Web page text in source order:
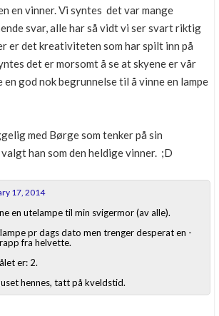
en vinner. Vi syntes det var mange
svar, alle har så vidt vi ser svart riktig
er det kreativiteten som har spilt inn på
det er morsomt å se at skyene er vår
en god nok begrunnelse til å vinne en lampe
med Børge som tenker på sin
han som den heldige vinner. ;D
17, 2014
en utelampe til min svigermor (av alle).
pr dags dato men trenger desperat en -
fra helvette.
er: 2.
hennes, tatt på kveldstid.